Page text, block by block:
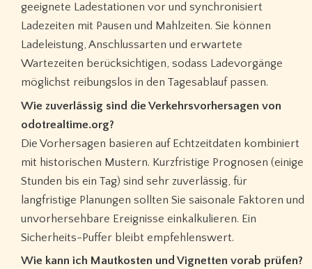
geeignete Ladestationen vor und synchronisiert
Ladezeiten mit Pausen und Mahlzeiten. Sie können
Ladeleistung, Anschlussarten und erwartete
Wartezeiten berücksichtigen, sodass Ladevorgänge
möglichst reibungslos in den Tagesablauf passen.
Wie zuverlässig sind die Verkehrsvorhersagen von
odotrealtime.org?
Die Vorhersagen basieren auf Echtzeitdaten kombiniert
mit historischen Mustern. Kurzfristige Prognosen (einige
Stunden bis ein Tag) sind sehr zuverlässig, für
langfristige Planungen sollten Sie saisonale Faktoren und
unvorhersehbare Ereignisse einkalkulieren. Ein
Sicherheits-Puffer bleibt empfehlenswert.
Wie kann ich Mautkosten und Vignetten vorab prüfen?